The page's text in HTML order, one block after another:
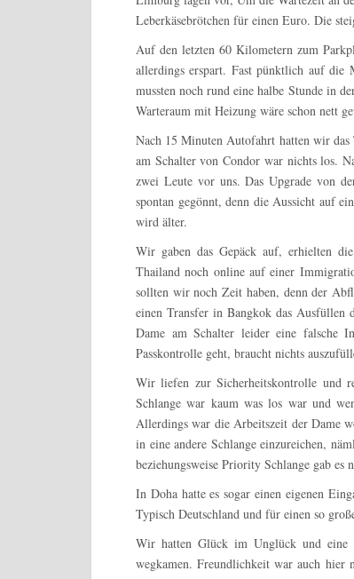
Leberkäsebrötchen für einen Euro. Die
Auf den letzten 60 Kilometern zum
allerdings erspart. Fast pünktlich auf die
mussten noch rund eine halbe Stunde in
Warteraum mit Heizung wäre schon nett
Nach 15 Minuten Autofahrt hatten wir
am Schalter von Condor war nichts los.
zwei Leute vor uns. Das Upgrade von
spontan gegönnt, denn die Aussicht auf
wird älter.
Wir gaben das Gepäck auf, erhielten
Thailand noch online auf einer
sollten wir noch Zeit haben, denn der
einen Transfer in Bangkok das
Dame am Schalter leider eine falsche
Passkontrolle geht, braucht nichts
Wir liefen zur Sicherheitskontrolle und
Schlange war kaum was los war und
Allerdings war die Arbeitszeit der Dame
in eine andere Schlange einzureichen,
beziehungsweise Priority Schlange gab es
In Doha hatte es sogar einen eigenen
Typisch Deutschland und für einen so
Wir hatten Glück im Unglück und eine
wegkamen. Freundlichkeit war auch hier